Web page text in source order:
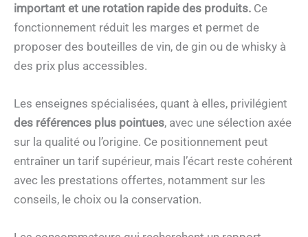
important et une rotation rapide des produits. Ce
fonctionnement réduit les marges et permet de
proposer des bouteilles de vin, de gin ou de whisky à
des prix plus accessibles.
Les enseignes spécialisées, quant à elles, privilégient
des références plus pointues, avec une sélection axée
sur la qualité ou l’origine. Ce positionnement peut
entraîner un tarif supérieur, mais l’écart reste cohérent
avec les prestations offertes, notamment sur les
conseils, le choix ou la conservation.